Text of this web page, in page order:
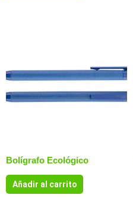
Bolígrafo Ecológico
Añadir al carrito